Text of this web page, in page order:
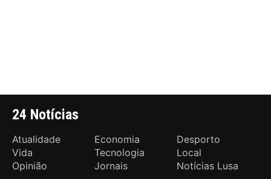
24 Notícias
Atualidade Economia
Desporto
Vida
Tecnologia
Local
Opinião
Jornais Notícias Lusa